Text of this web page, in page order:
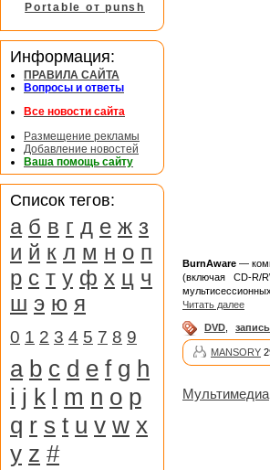
BurnAware —
(включая CD-R/
Читать далее
DVD
MANSORY
Мультимедиа
Portable от punsh
Информация:
ПРАВИЛА САЙТА
Вопросы и ответы
Все новости сайта
Размещение рекламы
Добавление новостей
Ваша помощь сайту
Список тегов:
а б в г д е ж з
и й к л м н о п
р с т у ф х ц ч
ш э ю я
0 1 2 3 4 5 7 8 9
a b c d e f g h
i j k l m n o p
q r s t u v w x
y z #